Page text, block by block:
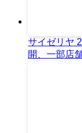
サイゼリヤ
開、一部店